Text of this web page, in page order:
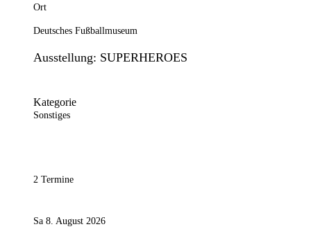
Ort
Deutsches Fußballmuseum
Ausstellung: SUPERHEROES
Kategorie
Sonstiges
2 Termine
Sa 8. August 2026